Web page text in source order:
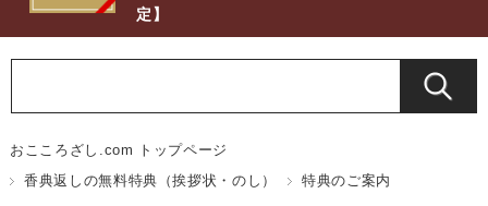
定】
おこころざし.com トップページ
香典返しの無料特典（挨拶状・のし）
特典のご案内